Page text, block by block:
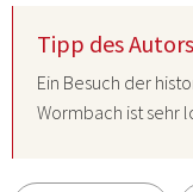
Tipp des Autors
Ein Besuch der
Wormbach ist sehr